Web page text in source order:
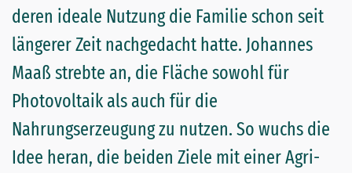
deren ideale Nutzung die Familie schon seit
längerer Zeit nachgedacht hatte. Johannes
Maaß strebte an, die Fläche sowohl für
Photovoltaik als auch für die
Nahrungserzeugung zu nutzen. So wuchs die
Idee heran, die beiden Ziele mit einer Agri-